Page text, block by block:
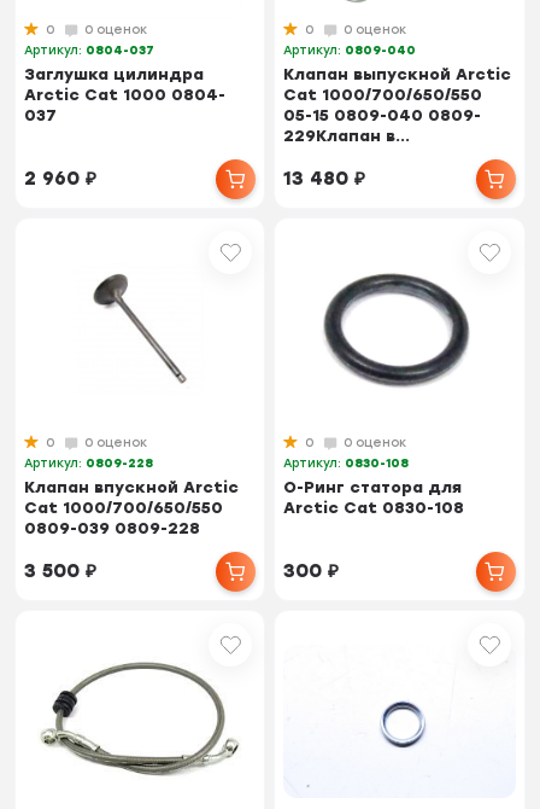
0
0 оценок
Артикул: 0804-037
Заглушка цилиндра
Arctic Cat 1000 0804-
037
2 960₽
0
0 оценок
Артикул: 0809-040
Клапан выпускной Arctic
Cat 1000/700/650/550
05-15 0809-040 0809-
229Клапан в...
13 480₽
0
0 оценок
Артикул: 0809-228
Клапан впускной Arctic
Cat 1000/700/650/550
0809-039 0809-228
3 500₽
0
0 оценок
Артикул: 0830-108
О-Ринг статора для
Arctic Cat 0830-108
300₽